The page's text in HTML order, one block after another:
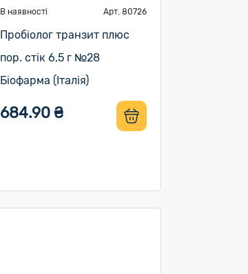
В наявності Арт. 80726
Пробіолог транзит плюс
пор. стік 6,5 г №28
Біофарма (Італія)
684.90 ₴